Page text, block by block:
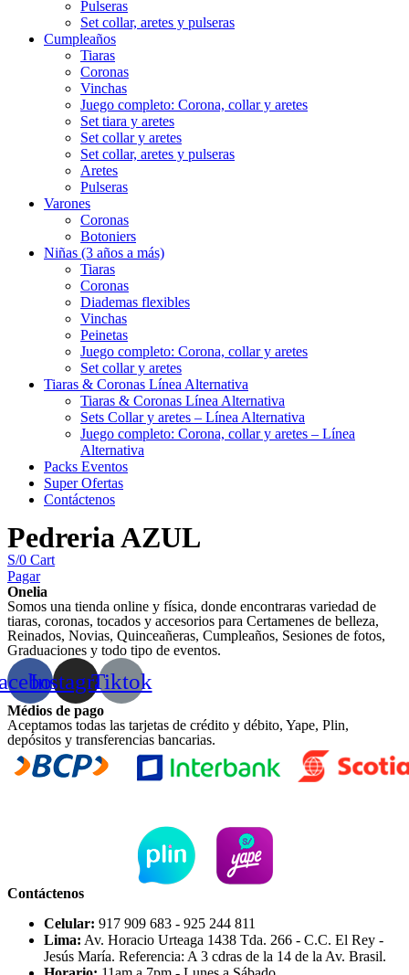
Pulseras
Set collar, aretes y pulseras
Cumpleaños
Tiaras
Coronas
Vinchas
Juego completo: Corona, collar y aretes
Set tiara y aretes
Set collar y aretes
Set collar, aretes y pulseras
Aretes
Pulseras
Varones
Coronas
Botoniers
Niñas (3 años a más)
Tiaras
Coronas
Diademas flexibles
Vinchas
Peinetas
Juego completo: Corona, collar y aretes
Set collar y aretes
Tiaras & Coronas Línea Alternativa
Tiaras & Coronas Línea Alternativa
Sets Collar y aretes – Línea Alternativa
Juego completo: Corona, collar y aretes – Línea
Alternativa
Packs Eventos
Super Ofertas
Contáctenos
Pedreria AZUL
S/0 Cart
Pagar
Onelia
Somos una tienda online y física, donde encontraras variedad de
tiaras, coronas, tocados y accesorios para Certamenes de belleza,
Reinados, Novias, Quinceañeras, Cumpleaños, Sesiones de fotos,
Graduaciones y todo tipo de eventos.
InstagramTiktok
Médios de pago
Aceptamos todas las tarjetas de crédito y débito, Yape, Plin,
depósitos y transferencias bancarias.
Contáctenos
Celular: 917 909 683 - 925 244 811
Lima: Av. Horacio Urteaga 1438 Tda. 266 - C.C. El Rey -
Jesús María. Referencia: A 3 cdras de la 14 de la Av. Brasil.